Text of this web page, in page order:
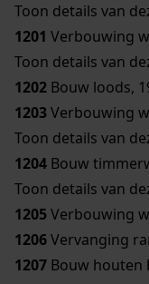
Toon details van
1201 Verbouwing
Toon details van
1202 Bouw loods,
1203Verbouwing
Toon details van
1204 Bouw
Toon details van
1205Verbouwing
1206Vervanging
1207 Bouw houten